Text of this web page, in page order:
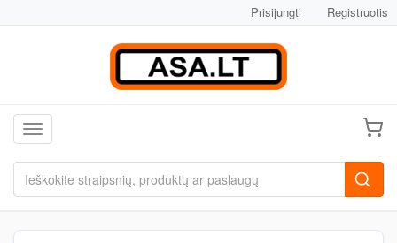
Prisijungti Registruotis
Toggle navigation